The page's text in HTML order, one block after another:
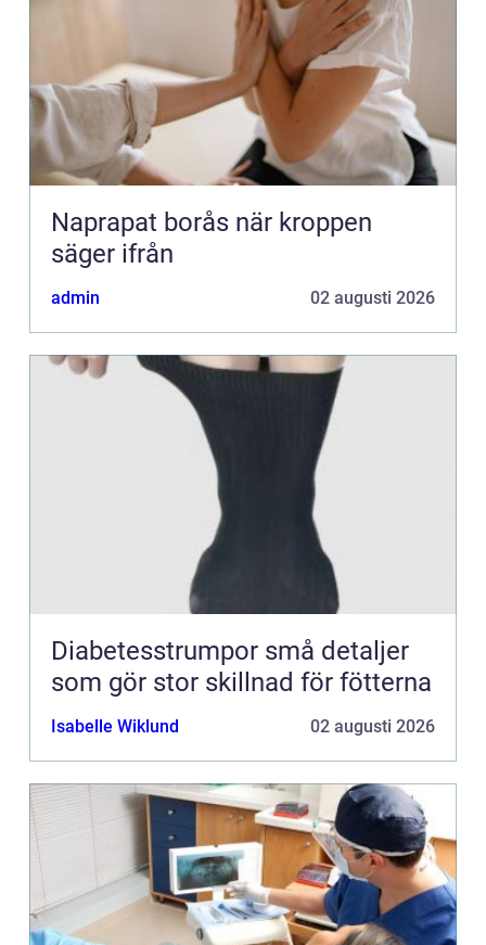
Naprapat borås när kroppen
säger ifrån
admin 02 augusti 2026
Diabetesstrumpor små detaljer
som gör stor skillnad för fötterna
Isabelle Wiklund 02 augusti 2026